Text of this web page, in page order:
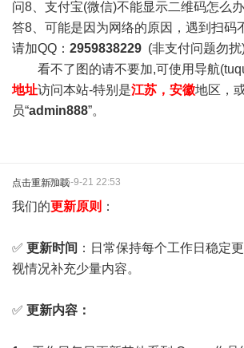
问8、支付宝(微信)不能显示二维码怎么
答8、可能是因为网络的原因，遇到扫码
请加QQ： 2959838229 (非支付问题勿扰)
看不了图的请不要加,可使用导航
地址访问本站-特别是江苏，安徽地区，
员“admin888”。
点击重新加载2025-9-21 22:53
我们的更新原则 ：
✅ 更新时间 ：日常保持每个工作日稳定
视情况补充少量内容。
✅ 更新内容：